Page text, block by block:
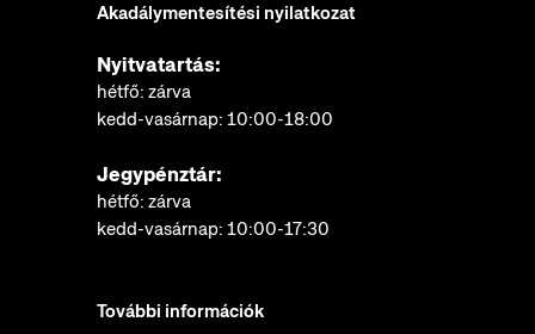
Akadálymentesítési nyilatkozat
Nyitvatartás:
hétfő: zárva
kedd-vasárnap: 10:00-18:00
Jegypénztár:
hétfő: zárva
kedd-vasárnap: 10:00-17:30
További információk